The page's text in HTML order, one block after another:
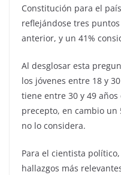
Constitución para el
reflejándose tres
anterior, y un 41%
Al desglosar esta
los jóvenes entre 18 y
tiene entre 30 y 49
precepto, en cambio un
no lo considera.
Para el cientista
hallazgos más